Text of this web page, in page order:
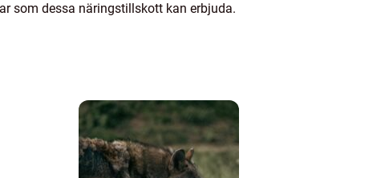
som dessa näringstillskott kan erbjuda.